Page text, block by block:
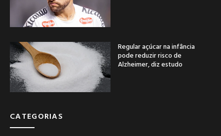
Regular açúcar na infância
pode reduzir risco de
Alzheimer, diz estudo
CATEGORIAS